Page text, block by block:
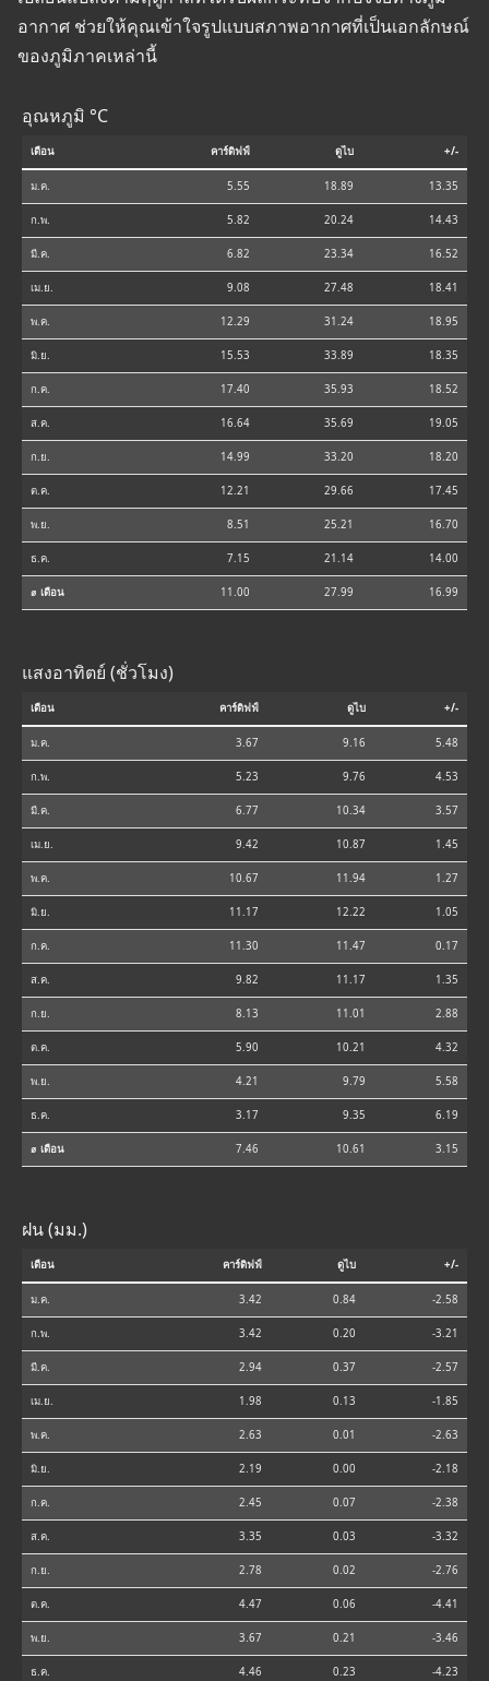
อากาศ ช่วยให้คุณเข้าใจรูปแบบสภาพอากาศที่เป็นเอกลักษณ์
ของภูมิภาคเหล่านี้
อุณหภูมิ °C
เดือน คาร์ดิฟฟ์ ดูไบ +/-
ม.ค. 5.55 18.89 13.35
ก.พ. 5.82 20.24 14.43
มี.ค. 6.82 23.34 16.52
เม.ย. 9.08 27.48 18.41
พ.ค. 12.29 31.24 18.95
มิ.ย. 15.53 33.89 18.35
ก.ค. 17.40 35.93 18.52
ส.ค. 16.64 35.69 19.05
ก.ย. 14.99 33.20 18.20
ต.ค. 12.21 29.66 17.45
พ.ย. 8.51 25.21 16.70
ธ.ค. 7.15 21.14 14.00
⌀ เดือน 11.00 27.99 16.99
แสงอาทิตย์ (ชั่วโมง)
เดือน คาร์ดิฟฟ์ ดูไบ +/-
ม.ค. 3.67 9.16 5.48
ก.พ. 5.23 9.76 4.53
มี.ค. 6.77 10.34 3.57
เม.ย. 9.42 10.87 1.45
พ.ค. 10.67 11.94 1.27
มิ.ย. 11.17 12.22 1.05
ก.ค. 11.30 11.47 0.17
ส.ค. 9.82 11.17 1.35
ก.ย. 8.13 11.01 2.88
ต.ค. 5.90 10.21 4.32
พ.ย. 4.21 9.79 5.58
ธ.ค. 3.17 9.35 6.19
⌀ เดือน 7.46 10.61 3.15
ฝน (มม.)
เดือน คาร์ดิฟฟ์ ดูไบ +/-
ม.ค. 3.42 0.84 -2.58
ก.พ. 3.42 0.20 -3.21
มี.ค. 2.94 0.37 -2.57
เม.ย. 1.98 0.13 -1.85
พ.ค. 2.63 0.01 -2.63
มิ.ย. 2.19 0.00 -2.18
ก.ค. 2.45 0.07 -2.38
ส.ค. 3.35 0.03 -3.32
ก.ย. 2.78 0.02 -2.76
ต.ค. 4.47 0.06 -4.41
พ.ย. 3.67 0.21 -3.46
ธ.ค. 4.46 0.23 -4.23